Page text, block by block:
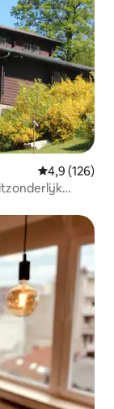
Gemiddelde
4,9 (126)